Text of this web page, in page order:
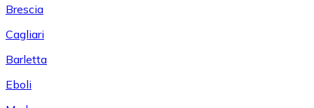
Brescia
Cagliari
Barletta
Eboli